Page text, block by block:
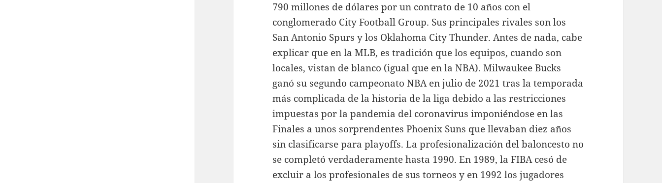
790 millones de dólares por un contrato de 10 años con el
conglomerado City Football Group. Sus principales rivales son los
San Antonio Spurs y los Oklahoma City Thunder. Antes de nada, cabe
explicar que en la MLB, es tradición que los equipos, cuando son
locales, vistan de blanco (igual que en la NBA). Milwaukee Bucks
ganó su segundo campeonato NBA en julio de 2021 tras la temporada
más complicada de la historia de la liga debido a las restricciones
impuestas por la pandemia del coronavirus imponiéndose en las
Finales a unos sorprendentes Phoenix Suns que llevaban diez años
sin clasificarse para playoffs. La profesionalización del baloncesto no
se completó verdaderamente hasta 1990. En 1989, la FIBA cesó de
excluir a los profesionales de sus torneos y en 1992 los jugadores